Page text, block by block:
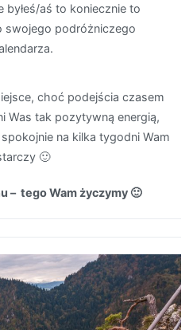
byłeś/aś to koniecznie to
swojego podróżniczego
choć podejścia czasem
Was tak pozytywną energią,
na kilka tygodni Wam
🙂
– tego Wam życzymy 🙂